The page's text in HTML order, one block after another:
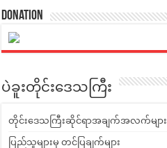
Donation
ပဲခူးတိုင်းဒေသကြီး
တိုင်းဒေသကြီးဆိုင်ရာအချက်အလက်များ
ပြည်သူများမှ တင်ပြချက်များ